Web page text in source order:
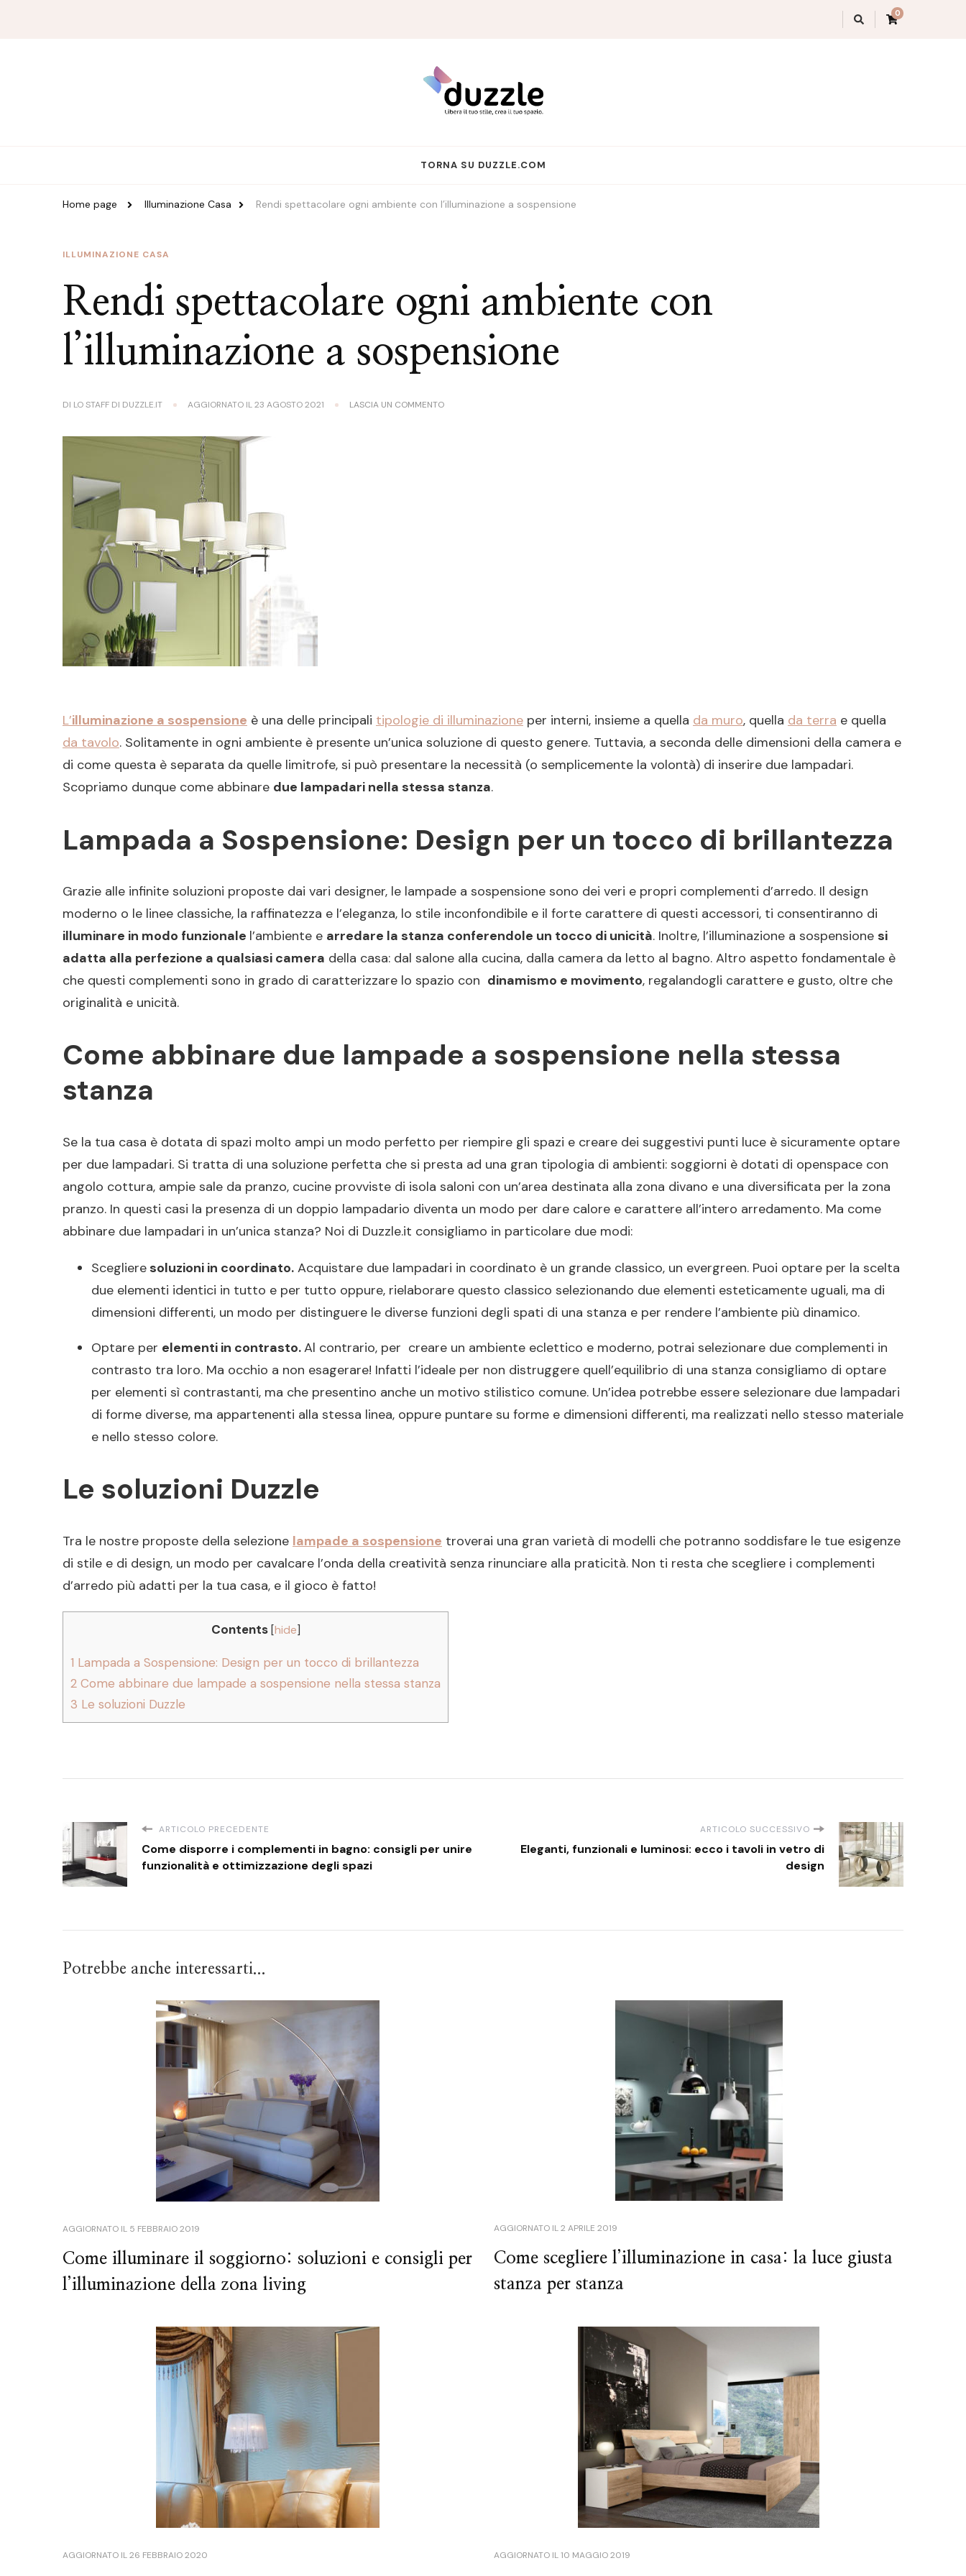
0
TORNA SU DUZZLE.COM
Home page Illuminazione Casa Rendi spettacolare ogni ambiente con l’illuminazione a sospensione
ILLUMINAZIONE CASA
Rendi spettacolare ogni ambiente con
l’illuminazione a sospensione
DI LO STAFF DI DUZZLE.IT AGGIORNATO IL23 AGOSTO 2021 LASCIA UN COMMENTOSU
L’illuminazione a sospensione è una delle principali tipologie di illuminazione per interni, insieme a quella da muro, quella da terra e quella
da tavolo. Solitamente in ogni ambiente è presente un’unica soluzione di questo genere. Tuttavia, a seconda delle dimensioni della camera e
di come questa è separata da quelle limitrofe, si può presentare la necessità (o semplicemente la volontà) di inserire due lampadari.
Scopriamo dunque come abbinare due lampadari nella stessa stanza.
Lampada a Sospensione: Design per un tocco di brillantezza
Grazie alle infinite soluzioni proposte dai vari designer, le lampade a sospensione sono dei veri e propri complementi d’arredo. Il design
moderno o le linee classiche, la raffinatezza e l’eleganza, lo stile inconfondibile e il forte carattere di questi accessori, ti consentiranno di
illuminare in modo funzionale l’ambiente e arredare la stanza conferendole un tocco di unicità. Inoltre, l’illuminazione a sospensione si
adatta alla perfezione a qualsiasi camera della casa: dal salone alla cucina, dalla camera da letto al bagno. Altro aspetto fondamentale è
che questi complementi sono in grado di caratterizzare lo spazio con dinamismo e movimento, regalandogli carattere e gusto, oltre che
originalità e unicità.
Come abbinare due lampade a sospensione nella stessa
stanza
Se la tua casa è dotata di spazi molto ampi un modo perfetto per riempire gli spazi e creare dei suggestivi punti luce è sicuramente optare
per due lampadari. Si tratta di una soluzione perfetta che si presta ad una gran tipologia di ambienti: soggiorni è dotati di openspace con
angolo cottura, ampie sale da pranzo, cucine provviste di isola saloni con un’area destinata alla zona divano e una diversificata per la zona
pranzo. In questi casi la presenza di un doppio lampadario diventa un modo per dare calore e carattere all’intero arredamento. Ma come
abbinare due lampadari in un’unica stanza? Noi di Duzzle.it consigliamo in particolare due modi:
Sceglieresoluzioni in coordinato. Acquistare due lampadari in coordinato è un grande classico, un evergreen. Puoi optare per la scelta
due elementi identici in tutto e per tutto oppure, rielaborare questo classico selezionando due elementi esteticamente uguali, ma di
dimensioni differenti, un modo per distinguere le diverse funzioni degli spati di una stanza e per rendere l’ambiente più dinamico.
Optare per elementi in contrasto.Al contrario, per creare un ambiente eclettico e moderno, potrai selezionare due complementi in
contrasto tra loro. Ma occhio a non esagerare! Infatti l’ideale per non distruggere quell’equilibrio di una stanza consigliamo di optare
per elementi sì contrastanti, ma che presentino anche un motivo stilistico comune. Un’idea potrebbe essere selezionare due lampadari
di forme diverse, ma appartenenti alla stessa linea, oppure puntare su forme e dimensioni differenti, ma realizzati nello stesso materiale
e nello stesso colore.
Le soluzioni Duzzle
Tra le nostre proposte della selezione lampade a sospensione troverai una gran varietà di modelli che potranno soddisfare le tue esigenze
di stile e di design, un modo per cavalcare l’onda della creatività senza rinunciare alla praticità. Non ti resta che scegliere i complementi
d’arredo più adatti per la tua casa, e il gioco è fatto!
Contents [hide]
1 Lampada a Sospensione: Design per un tocco di brillantezza
2 Come abbinare due lampade a sospensione nella stessa stanza
3 Le soluzioni Duzzle
ARTICOLO PRECEDENTE
Come disporre i complementi in bagno: consigli per unire
funzionalità e ottimizzazione degli spazi
ARTICOLO SUCCESSIVO
Eleganti, funzionali e luminosi: ecco i tavoli in vetro di
design
Potrebbe anche interessarti...
AGGIORNATO IL 5 FEBBRAIO 2019
Come illuminare il soggiorno: soluzioni e consigli per
l’illuminazione della zona living
AGGIORNATO IL2 APRILE 2019
Come scegliere l’illuminazione in casa: la luce giusta
stanza per stanza
AGGIORNATO IL26 FEBBRAIO 2020 AGGIORNATO IL 10 MAGGIO 2019